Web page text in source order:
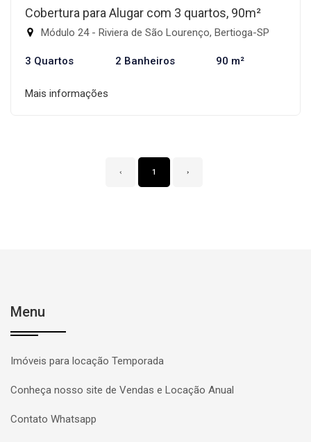
Cobertura para Alugar com 3 quartos, 90m²
Módulo 24 - Riviera de São Lourenço, Bertioga-SP
3 Quartos 2 Banheiros 90 m²
Mais informações
‹ 1 ›
Menu
Imóveis para locação Temporada
Conheça nosso site de Vendas e Locação Anual
Contato Whatsapp